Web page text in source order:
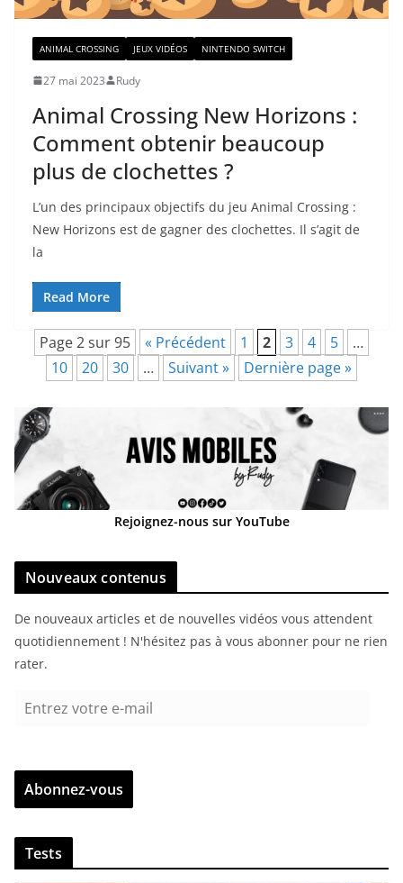
ANIMAL CROSSING JEUX VIDÉOS NINTENDO SWITCH
27 mai 2023 Rudy
Animal Crossing New Horizons :
Comment obtenir beaucoup
plus de clochettes ?
L’un des principaux objectifs du jeu Animal Crossing :
New Horizons est de gagner des clochettes. Il s’agit de
la
Read More
Page 2 sur 95 « Précédent 1 2 3 4 5
…
10
20 30 … Suivant » Dernière page »
Rejoignez-nous sur YouTube
Nouveaux contenus
De nouveaux articles et de nouvelles vidéos vous attendent
quotidiennement ! N'hésitez pas à vous abonner pour ne rien
rater.
r
z
v
Abonnez-vous
Tests